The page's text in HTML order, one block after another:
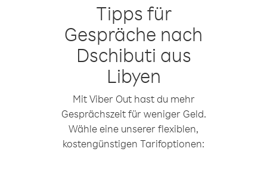
Tipps für
Gespräche nach
Dschibuti aus
Libyen
Mit Viber Out hast du mehr
Gesprächszeit für weniger Geld.
Wähle eine unserer flexiblen,
kostengünstigen Tarifoptionen: